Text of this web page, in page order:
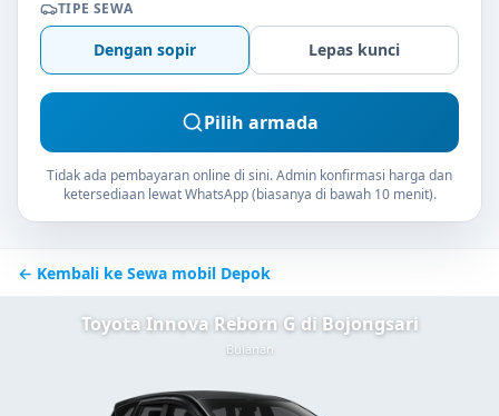
TIPE SEWA
Dengan sopir Lepas kunci
Pilih armada
Tidak ada pembayaran online di sini. Admin konfirmasi harga dan
ketersediaan lewat WhatsApp (biasanya di bawah 10 menit).
← Kembali ke Sewa mobil Depok
Toyota Innova Reborn G di Bojongsari
Bulanan